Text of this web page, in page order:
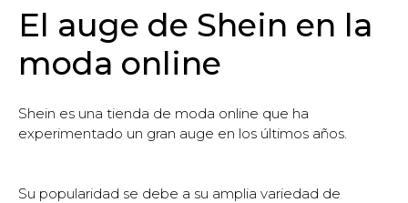
El auge de Shein en la
moda online
Shein es una tienda de moda online que ha
experimentado un gran auge en los últimos años.
Su popularidad se debe a su amplia variedad de